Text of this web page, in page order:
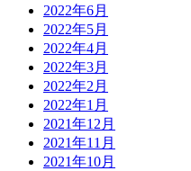
2022年6月
2022年5月
2022年4月
2022年3月
2022年2月
2022年1月
2021年12月
2021年11月
2021年10月